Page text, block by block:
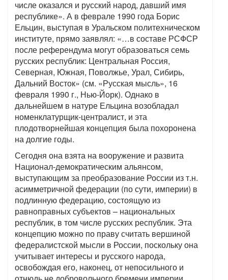
числе оказался и русский народ, давший имя
республике». А в феврале 1990 года Борис
Ельцин, выступая в Уральском политехническом
институте, прямо заявлял: «…в составе РСФСР
после референдума могут образоваться семь
русских республик: Центральная Россия,
Северная, Южная, Поволжье, Урал, Сибирь,
Дальний Восток» (см. «Русская мысль», 16
февраля 1990 г., Нью-Йорк). Однако в
дальнейшем в натуре Ельцина возобладал
номенклатурщик-централист, и эта
плодотворнейшая концепция была похоронена
на долгие годы.
Сегодня она взята на вооружение и развита
Национал-демократическим альянсом,
выступающим за преобразование России из т.н.
асимметричной федерации (по сути, империи) в
подлинную федерацию, состоящую из
равноправных субъектов – национальных
республик, в том числе русских республик. Эта
концепцию можно по праву считать вершиной
федералистской мысли в России, поскольку она
учитывает интересы и русского народа,
освобождая его, наконец, от непосильного и